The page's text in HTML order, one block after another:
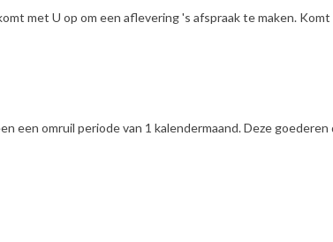
met U op om een aflevering 's afspraak te maken.
een omruil periode van 1 kalendermaand. Deze